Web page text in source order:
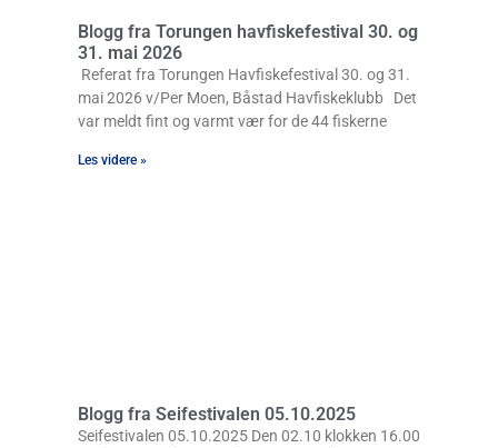
Blogg fra Torungen havfiskefestival 30. og
31. mai 2026
Referat fra Torungen Havfiskefestival 30. og 31.
mai 2026 v/Per Moen, Båstad Havfiskeklubb Det
var meldt fint og varmt vær for de 44 fiskerne
Les videre »
Blogg fra Seifestivalen 05.10.2025
Seifestivalen 05.10.2025 Den 02.10 klokken 16.00